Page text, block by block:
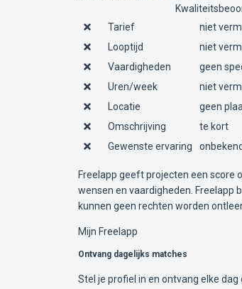
Tarief
niet
Looptijd
niet
Vaardigheden
geen
Uren/week
niet
Locatie
geen
Omschrijving
te kort
Gewenste ervaring
onbekend
Freelapp geeft projecten een score
wensen en vaardigheden. Freelapp
kunnen geen rechten worden
Mijn Freelapp
Ontvang dagelijks matches
Stel je profiel in en ontvang elke